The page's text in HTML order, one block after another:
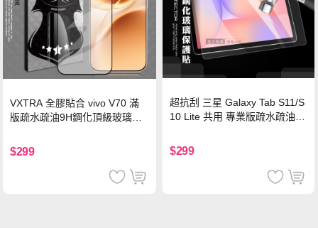
VXTRA 全膠貼合 vivo V70 滿
版疏水疏油9H鋼化頂級玻璃貼
$299
超抗刮 三星 Galaxy Tab S11/S
10 Lite 共用 專業版疏水疏油9
$299